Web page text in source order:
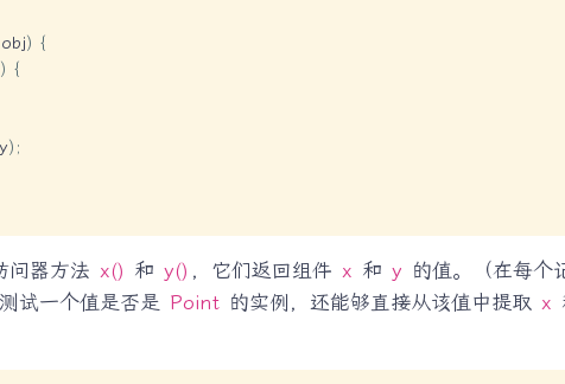
) {
) {
y) ;
问器方法 x() 和 y() ，它们返回组件 x 和 y 的值。（在每个
试一个值是否是 Point 的实例，还能够直接从该值中提取 x